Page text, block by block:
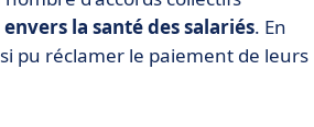
la santé des salariés. En
pu réclamer le paiement de leurs